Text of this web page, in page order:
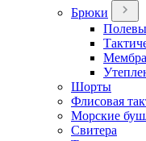
Брюки
Шорты
Флисовая
Морские
Свитера